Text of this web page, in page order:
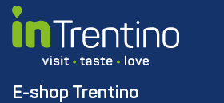
E-shop Trentino